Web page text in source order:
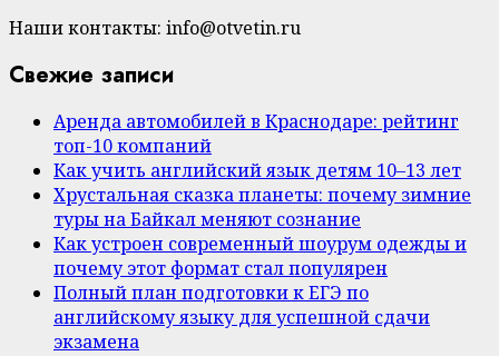
Наши контакты: info@otvetin.ru
Свежие записи
Аренда автомобилей в Краснодаре: рейтинг
топ-10 компаний
Как учить английский язык детям 10–13 лет
Хрустальная сказка планеты: почему зимние
туры на Байкал меняют сознание
Как устроен современный шоурум одежды и
почему этот формат стал популярен
Полный план подготовки к ЕГЭ по
английскому языку для успешной сдачи
экзамена